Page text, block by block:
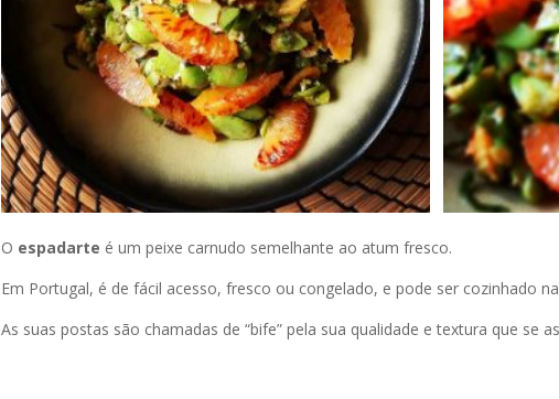
O espadarte é um peixe carnudo semelhante ao atum fresco.
Em Portugal, é de fácil acesso, fresco ou congelado, e pode ser cozinhado
As suas postas são chamadas de “bife” pela sua qualidade e textura que se